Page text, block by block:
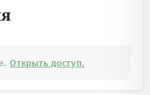
Открыть доступ.